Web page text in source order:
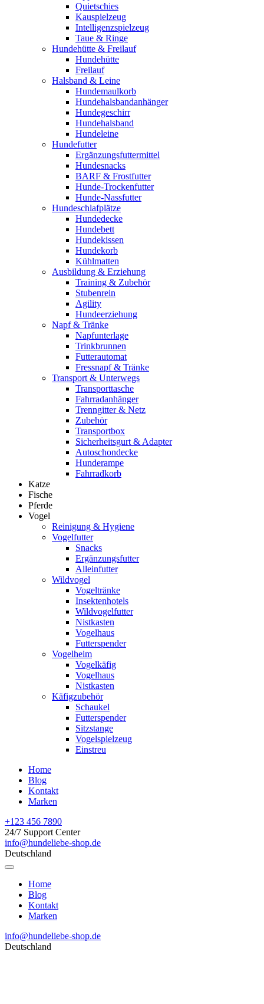
Quietschies
Kauspielzeug
Intelligenzspielzeug
Taue & Ringe
Hundehütte & Freilauf
Hundehütte
Freilauf
Halsband & Leine
Hundemaulkorb
Hundehalsbandanhänger
Hundegeschirr
Hundehalsband
Hundeleine
Hundefutter
Ergänzungsfuttermittel
Hundesnacks
BARF & Frostfutter
Hunde-Trockenfutter
Hunde-Nassfutter
Hundeschlafplätze
Hundedecke
Hundebett
Hundekissen
Hundekorb
Kühlmatten
Ausbildung & Erziehung
Training & Zubehör
Stubenrein
Agility
Hundeerziehung
Napf & Tränke
Napfunterlage
Trinkbrunnen
Futterautomat
Fressnapf & Tränke
Transport & Unterwegs
Transporttasche
Fahrradanhänger
Trenngitter & Netz
Zubehör
Transportbox
Sicherheitsgurt & Adapter
Autoschondecke
Hunderampe
Fahrradkorb
Katze
Fische
Pferde
Vogel
Reinigung & Hygiene
Vogelfutter
Snacks
Ergänzungsfutter
Alleinfutter
Wildvogel
Vogeltränke
Insektenhotels
Wildvogelfutter
Nistkasten
Vogelhaus
Futterspender
Vogelheim
Vogelkäfig
Vogelhaus
Nistkasten
Käfigzubehör
Schaukel
Futterspender
Sitzstange
Vogelspielzeug
Einstreu
Home
Blog
Kontakt
Marken
+123 456 7890
24/7 Support Center
info@hundeliebe-shop.de
Deutschland
Home
Blog
Kontakt
Marken
info@hundeliebe-shop.de
Deutschland